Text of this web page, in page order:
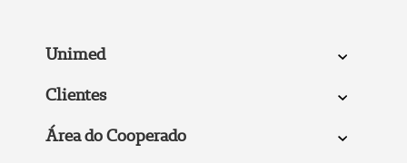
Unimed
Clientes
Área do Cooperado